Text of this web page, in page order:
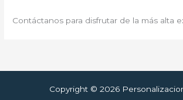
Contáctanos para disfrutar de la más alta
Copyright © 2026